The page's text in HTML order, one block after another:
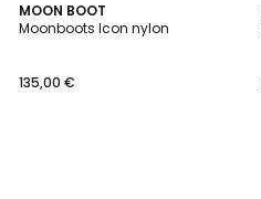
MOON BOOT
Moonboots Icon nylon
135,00 €